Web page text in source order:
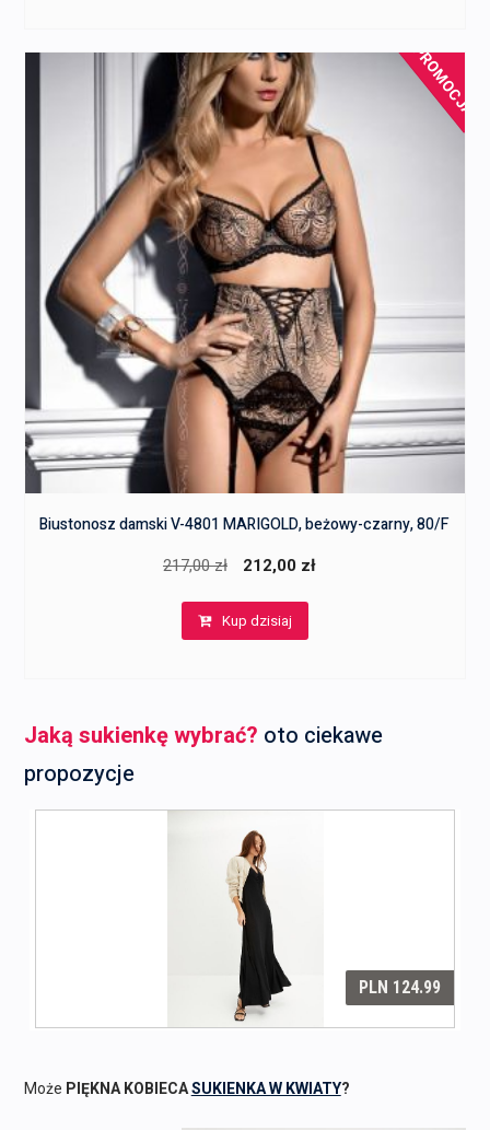
PROMOCJA!
Biustonosz damski V-4801 MARIGOLD, beżowy-czarny, 80/F
217,00zł
Pierwotna
wynosiła:
212,00 zł
Kup dzisiaj
Jaką sukienkę wybrać? oto ciekawe
propozycje
Może PIĘKNA KOBIECASUKIENKA W KWIATY?